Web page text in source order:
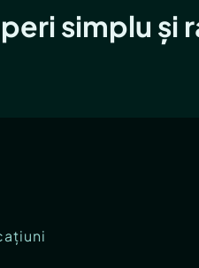
asigura împachetarea
simplu și